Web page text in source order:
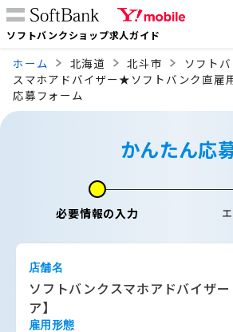
ソフトバンクショップ求人ガイド
ホーム 北海道 北斗市
ソフト
スマホアドバイザー★ソフトバンク直雇
応募フォーム
かんたん応
必要情報の入力
店舗名
ソフトバンクスマホアドバイザ
ア】
雇用形態